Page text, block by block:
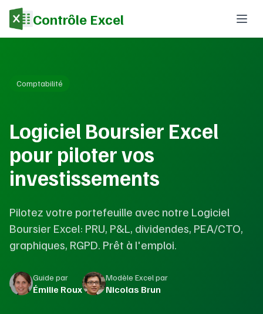
Contrôle Excel
Comptabilité
Logiciel Boursier Excel
pour piloter vos
investissements
Pilotez votre portefeuille avec notre Logiciel
Boursier Excel: PRU, P&L, dividendes, PEA/CTO,
graphiques, RGPD. Prêt à l'emploi.
Guide par
Émilie Roux
Modèle Excel par
Nicolas Brun